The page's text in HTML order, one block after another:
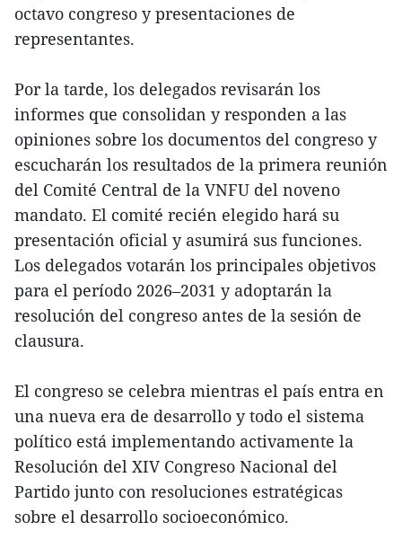
octavo congreso y presentaciones de
representantes.
Por la tarde, los delegados revisarán los
informes que consolidan y responden a las
opiniones sobre los documentos del congreso y
escucharán los resultados de la primera reunión
del Comité Central de la VNFU del noveno
mandato. El comité recién elegido hará su
presentación oficial y asumirá sus funciones.
Los delegados votarán los principales objetivos
para el período 2026–2031 y adoptarán la
resolución del congreso antes de la sesión de
clausura.
El congreso se celebra mientras el país entra en
una nueva era de desarrollo y todo el sistema
político está implementando activamente la
Resolución del XIV Congreso Nacional del
Partido junto con resoluciones estratégicas
sobre el desarrollo socioeconómico.